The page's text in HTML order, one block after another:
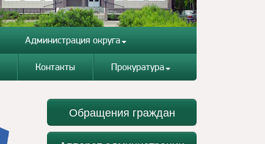
Администрация округа
Контакты Прокуратура
Обращения граждан